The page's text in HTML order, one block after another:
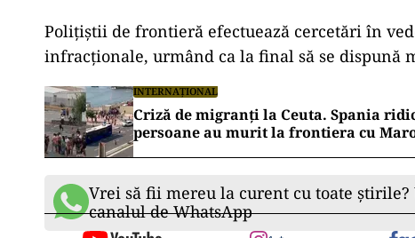
Poliţiştii de frontieră efectuează cercetări în
infracționale, urmând ca la final să se dispună
INTERNAȚIONAL
Criză de migranți la Ceuta. Spania
persoane au murit la frontiera cu
Vrei să fii mereu la curent cu toate știrile?
canalul de WhatsApp